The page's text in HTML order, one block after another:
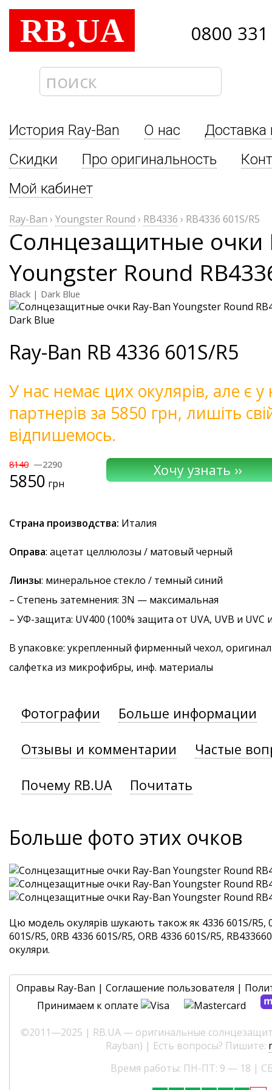
RB.UA 0800
История Ray-Ban О нас
Доставка
Скидки
Про оригинальность
Мой кабинет
Ray-Ban › Youngster Round › RB4336 › RB4336 601S/R5
Солнцезащитные очки
Youngster Round
Black | Dark Blue
Ray-Ban RB 4336 601S/R5
У нас немає цих окулярів, але є
партнерів за 5850 грн, лишіть
відпишемось.
8140 —2290
5850 грн
Страна производства: Италия
Оправа: ацетат целлюлозы / матовый черный
Линзы: минеральное стекло / темный синий
– Степень затемнения: 3N — максимальная
– УФ-защита: UV400 (100% защита от UVA, UVB и UVC
В упаковке: укрепленный фирменный чехол,
салфетка из микрофибры, инф. материалы
Фотографии Больше информации
Отзывы и комментарии Частые
Почему RB.UA Почитать
Больше фото этих очков
Цю модель окулярів шукають також як 4336 601S/R5,
601S/R5, 0RB 4336 601S/R5, ORB 4336 601S/R5,
окуляри.
Оправы Ray-Ban | Соглашение пользователя |
Принимаем к оплате
©2011—2025 | RB.UA — оригинальные
Rayban) | Есть вопросы? Пишите:
Время работы: ПН-ПТ: 9 — 18 |